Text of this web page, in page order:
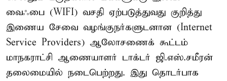
வைஃபை (WIFI) வசதி ஏற்படுத்துவது குறித்து
இணைய சேவை வழங்குநர்களுடனான (Internet
Service Providers) ஆலோசணைக் கூட்டம்
மாநகராட்சி ஆணையாளர் டாக்டர் ஜி.எஸ்.சமீரன்
தலைமையில் நடைபெற்றது. இது தொடர்பாக